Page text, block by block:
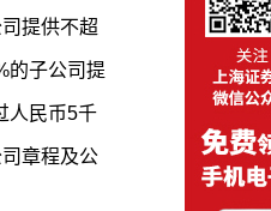
提供不超
的子公司提
人民币5千
章程及公